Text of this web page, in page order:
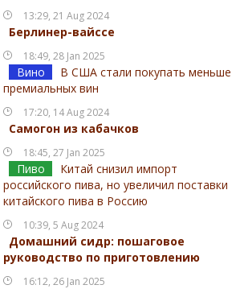
13:29, 21 Aug 2024
Берлинер-вайссе
18:49, 28 Jan 2025
Вино
В США стали покупать меньше
премиальных вин
17:20, 14 Aug 2024
Самогон из кабачков
18:45, 27 Jan 2025
Пиво
Китай снизил импорт
российского пива, но увеличил поставки
китайского пива в Россию
10:39, 5 Aug 2024
Домашний сидр: пошаговое
руководство по приготовлению
16:12, 26 Jan 2025